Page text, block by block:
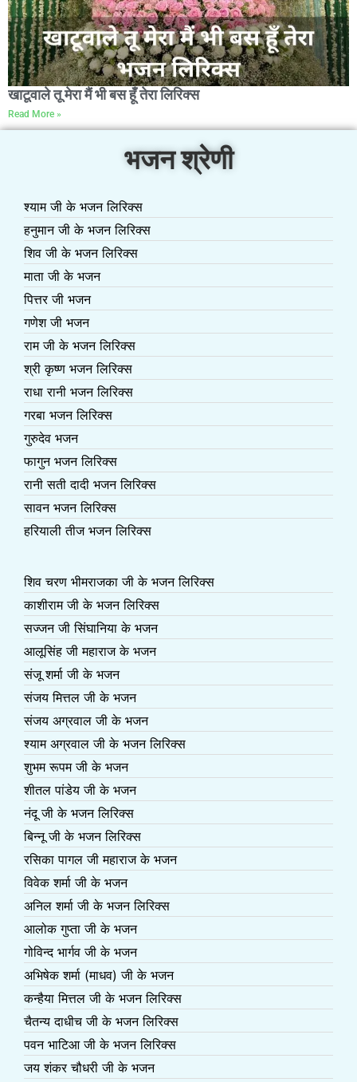
खाटूवाले तू मेरा मैं भी बस हूँ तेरा लिरिक्स
Read More »
भजन श्रेणी
श्याम जी के भजन लिरिक्स
हनुमान जी के भजन लिरिक्स
शिव जी के भजन लिरिक्स
माता जी के भजन
पित्तर जी भजन
गणेश जी भजन
राम जी के भजन लिरिक्स
श्री कृष्ण भजन लिरिक्स
राधा रानी भजन लिरिक्स
गरबा भजन लिरिक्स
गुरुदेव भजन
फागुन भजन लिरिक्स
रानी सती दादी भजन लिरिक्स
सावन भजन लिरिक्स
हरियाली तीज भजन लिरिक्स
शिव चरण भीमराजका जी के भजन लिरिक्स
काशीराम जी के भजन लिरिक्स
सज्जन जी सिंघानिया के भजन
आलूसिंह जी महाराज के भजन
संजू शर्मा जी के भजन
संजय मित्तल जी के भजन
संजय अग्रवाल जी के भजन
श्याम अग्रवाल जी के भजन लिरिक्स
शुभम रूपम जी के भजन
शीतल पांडेय जी के भजन
नंदू जी के भजन लिरिक्स
बिन्नू जी के भजन लिरिक्स
रसिका पागल जी महाराज के भजन
विवेक शर्मा जी के भजन
अनिल शर्मा जी के भजन लिरिक्स
आलोक गुप्ता जी के भजन
गोविन्द भार्गव जी के भजन
अभिषेक शर्मा (माधव) जी के भजन
कन्हैया मित्तल जी के भजन लिरिक्स
चैतन्य दाधीच जी के भजन लिरिक्स
पवन भाटिआ जी के भजन लिरिक्स
जय शंकर चौधरी जी के भजन